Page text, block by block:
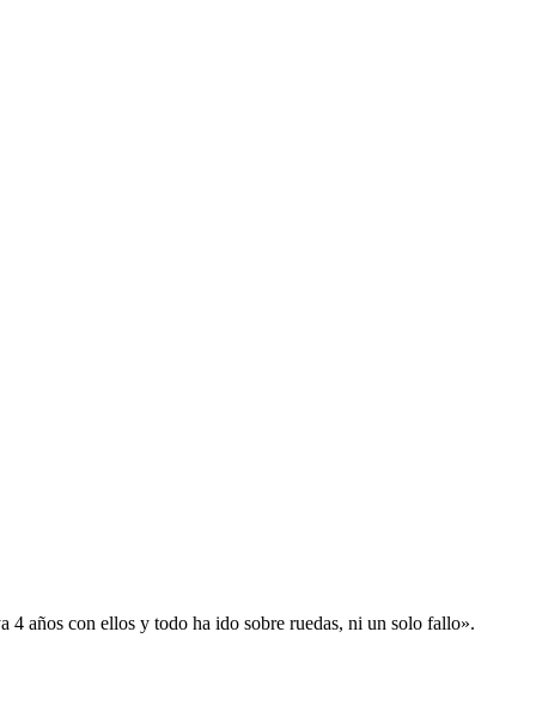
años con ellos y todo ha ido sobre ruedas, ni un solo fallo».